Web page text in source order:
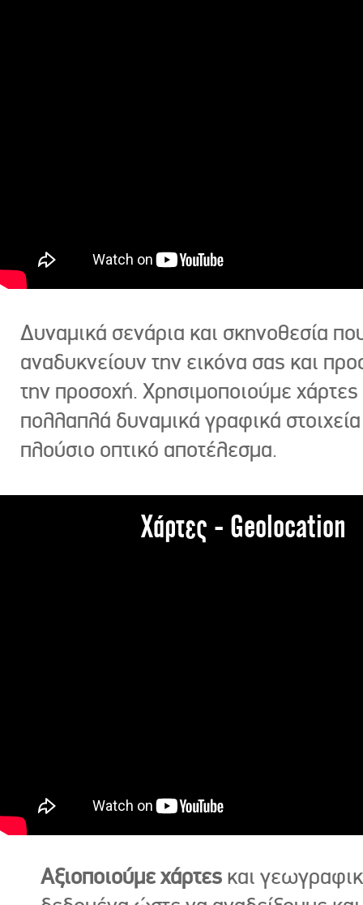
Δυναμικά σενάρια και σκηνοθεσία
αναδυκνείουν την εικόνα σας και
την προσοχή. Χρησιμοποιούμε χάρτες
πολλαπλά δυναμικά γραφικά στοιχεία
πλούσιο οπτικό αποτέλεσμα.
Χάρτες - Geolocation
Αξιοποιούμε χάρτες και